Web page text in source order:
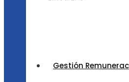
Gestión